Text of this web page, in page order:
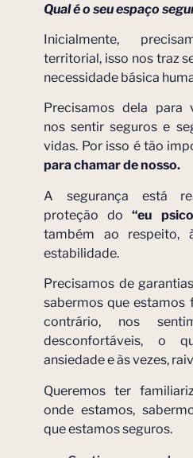
Qual é o seu espaço
Inicialmente,
territorial, isso nos traz
necessidade básica
Precisamos dela para
nos sentir seguros e
vidas. Por isso é tão
para chamar de nosso.
A segurança está
proteção do“eu
também ao respeito,
estabilidade.
Precisamos de
sabermos que estamos
contrário, nos
desconfortáveis, o
ansiedade e às vezes,
Queremos ter
onde estamos,
que estamos seguros.